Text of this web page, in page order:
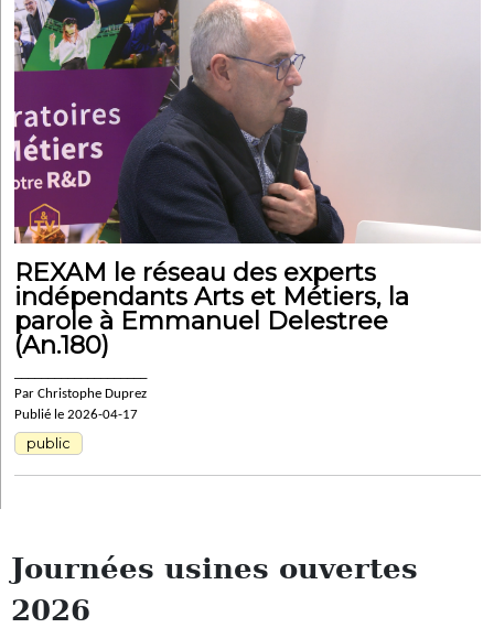
REXAM le réseau des experts
indépendants Arts et Métiers, la
parole à Emmanuel Delestree
(An.180)
Par Christophe Duprez
Publié le 2026-04-17
public
Journées usines ouvertes
2026